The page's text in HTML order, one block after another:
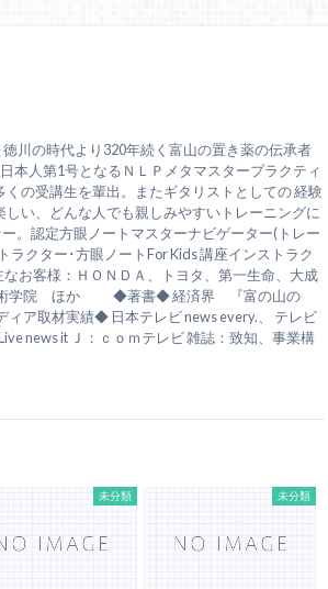
川の時代より320年続く富山の置き薬の伝承者
本人第1号となるＮＬＰメタマスタープラクティ
の受講生を輩出。またギタリストとしての 経験
い、どんな人でも親しみやすいトレーニングに
。認定方眼ノートマスターナビゲーター(トレー
クター･方眼ノートFor Kids 講座インストラク
お客様：ＨＯＮＤＡ、トヨタ、第一生命、大成
芸術学院 ほか ◆著書◆ 経済界 『富の山の
ア取材実績◆ 日本テレビ news every.、 テレビ
news it Ｊ：ｃｏｍテレビ 雑誌：致知、事業構
未分類 未分類